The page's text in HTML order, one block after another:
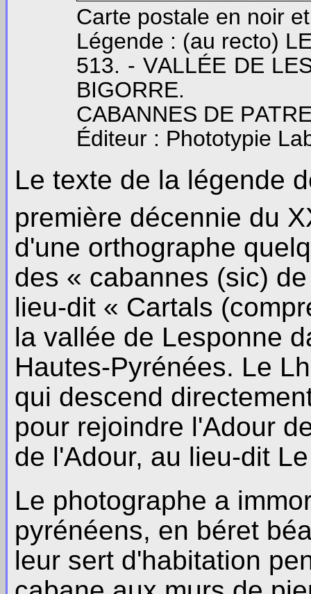
Carte postale en noir
Légende : (au recto) L
513. - VALLÉE DE
BIGORRE.
CABANNES DE P
Éditeur : Phototypie
Le texte de la légende
première décennie du
d'une orthographe
des « cabannes (sic)
lieu-dit « Cartals
la vallée de Lesponne
Hautes-Pyrénées. Le
qui descend
pour rejoindre l'Adour
de l'Adour, au lieu-dit
Le photographe a
pyrénéens, en béret
leur sert d'habitation